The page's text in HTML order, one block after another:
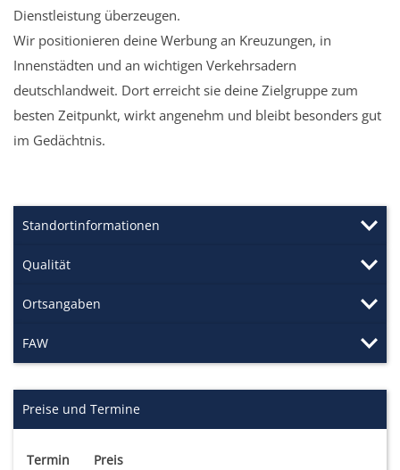
Dienstleistung überzeugen.
Wir positionieren deine Werbung an Kreuzungen, in
Innenstädten und an wichtigen Verkehrsadern
deutschlandweit. Dort erreicht sie deine Zielgruppe zum
besten Zeitpunkt, wirkt angenehm und bleibt besonders gut
im Gedächtnis.
Standortinformationen
Qualität
Ortsangaben
FAW
Preise und Termine
Termin Preis